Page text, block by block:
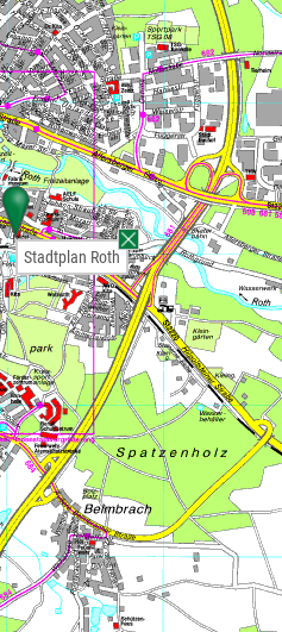
Stadtplan Roth